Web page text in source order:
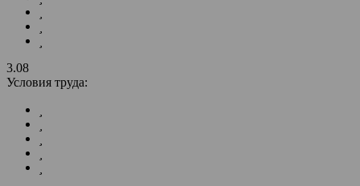
3.08
Условия труда: